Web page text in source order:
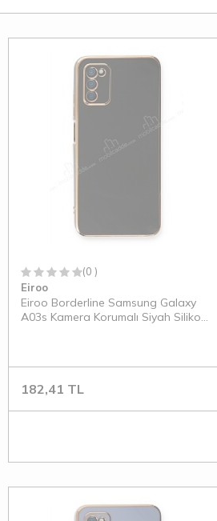
(0 )
Eiroo
Eiroo Borderline Samsung Galaxy
A03s Kamera Korumalı Siyah Silikon
182,41 TL